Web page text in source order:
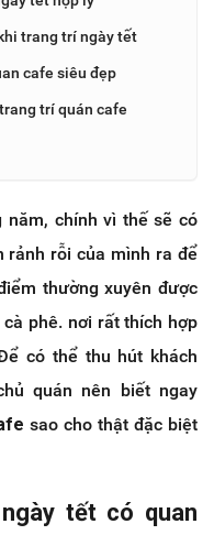
trang trí ngày tết
cafe siêu đẹp
trí quán cafe
năm, chính vì thế sẽ có
rảnh rỗi của mình ra để
thường xuyên được
phê. nơi rất thích hợp
có thể thu hút khách
quán nên biết ngay
sao cho thật đặc biệt
tết có quan